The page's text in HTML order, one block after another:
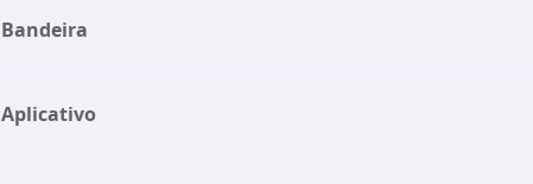
Bandeira
Aplicativo